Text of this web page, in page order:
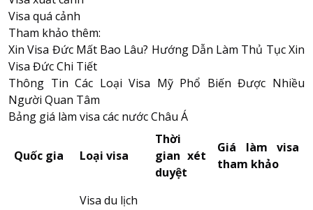
Visa quá cảnh
Tham khảo thêm:
Xin Visa Đức Mất Bao Lâu? Hướng Dẫn Làm Thủ Tục Xin
Visa Đức Chi Tiết
Thông Tin Các Loại Visa Mỹ Phổ Biến Được Nhiều
Người Quan Tâm
Bảng giá làm visa các nước Châu Á
Quốc gia Loại visa
Thời
gian xét
duyệt
Giá làm visa
tham khảo
Visa du lịch